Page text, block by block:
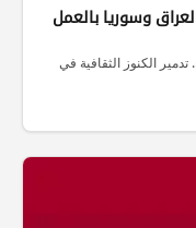
وسوريا بالعمل
الكنوز الثقافية في